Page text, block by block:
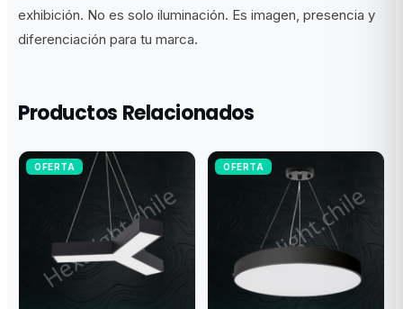
exhibición. No es solo iluminación. Es imagen, presencia y
diferenciación para tu marca.
Productos Relacionados
OFERTA OFERTA